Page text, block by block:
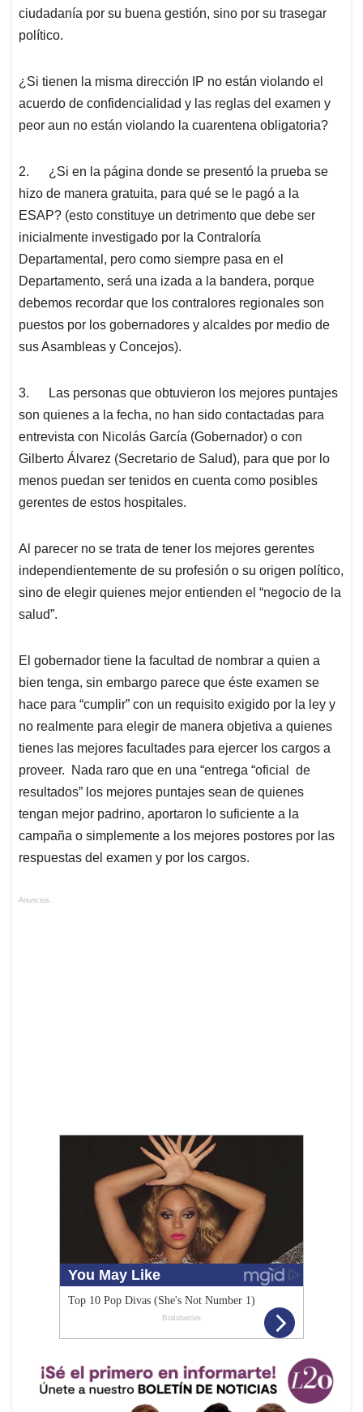
ciudadanía por su buena gestión, sino por su trasegar
político.
¿Si tienen la misma dirección IP no están violando el
acuerdo de confidencialidad y las reglas del examen y
peor aun no están violando la cuarentena obligatoria?
2.
¿Si en la página donde se presentó la prueba se
hizo de manera gratuita, para qué se le pagó a la
ESAP? (esto constituye un detrimento que debe ser
inicialmente investigado por la Contraloría
Departamental, pero como siempre pasa en el
Departamento, será una izada a la bandera, porque
debemos recordar que los contralores regionales son
puestos por los gobernadores y alcaldes por medio de
sus Asambleas y Concejos).
3.
Las personas que obtuvieron los mejores puntajes
son quienes a la fecha, no han sido contactadas para
entrevista con Nicolás García (Gobernador) o con
Gilberto Álvarez (Secretario de Salud), para que por lo
menos puedan ser tenidos en cuenta como posibles
gerentes de estos hospitales.
Al parecer no se trata de tener los mejores gerentes
independientemente de su profesión o su origen político,
sino de elegir quienes mejor entienden el “negocio de la
salud”.
El gobernador tiene la facultad de nombrar a quien a
bien tenga, sin embargo parece que éste examen se
hace para “cumplir” con un requisito exigido por la ley y
no realmente para elegir de manera objetiva a quienes
tienes las mejores facultades para ejercer los cargos a
proveer.
Nada raro que en una “entrega “oficial
de
resultados” los mejores puntajes sean de quienes
tengan mejor padrino, aportaron lo suficiente a la
campaña o simplemente a los mejores postores por las
respuestas del examen y por los cargos.
Anuncios.